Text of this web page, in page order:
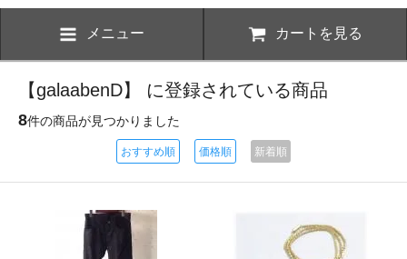
メニュー カートを見る
【galaabenD】 に登録されている商品
8件の商品が見つかりました
おすすめ順 価格順 新着順